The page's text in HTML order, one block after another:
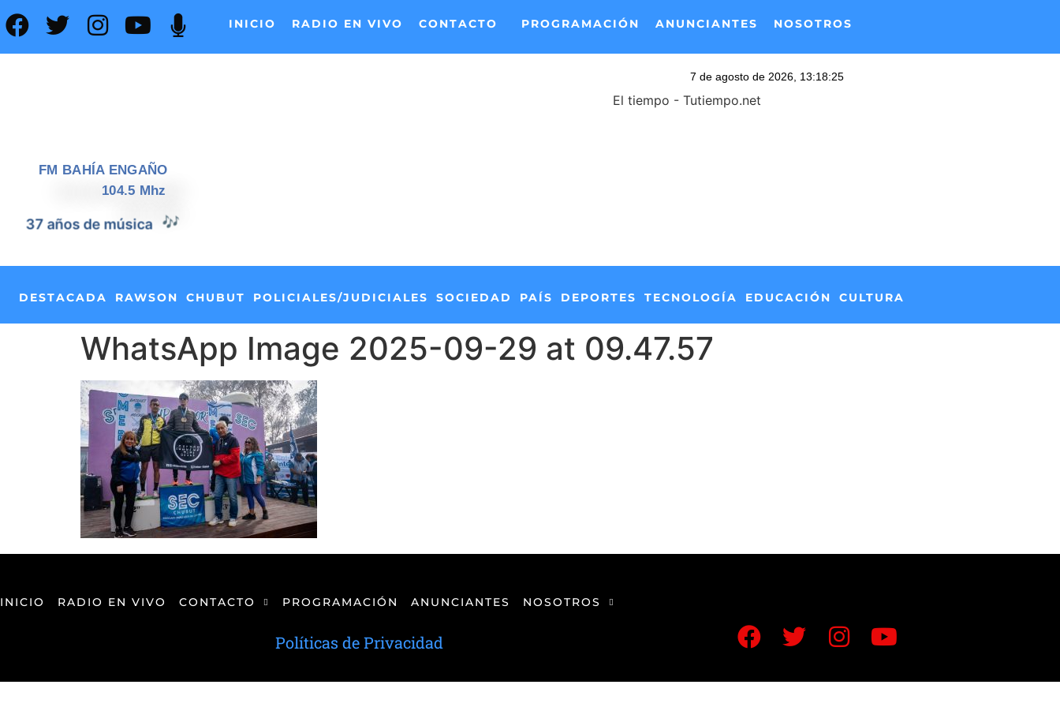
INICIO RADIO EN VIVO CONTACTO PROGRAMACIÓN ANUNCIANTES NOSOTROS
FM BAHÍA ENGAÑO
104.5 Mhz
37 años de música 🎶
El tiempo - Tutiempo.net
DESTACADA RAWSON CHUBUT POLICIALES/JUDICIALES SOCIEDAD PAÍS DEPORTES TECNOLOGÍA EDUCACIÓN CULTURA
WhatsApp Image 2025-09-29 at 09.47.57
INICIO RADIO EN VIVO CONTACTO PROGRAMACIÓN ANUNCIANTES NOSOTROS
Políticas de Privacidad